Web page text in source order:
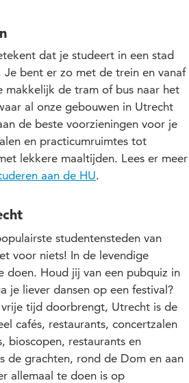
dat je studeert in een stad
bent er zo met de trein en vanaf
makkelijk de tram of bus naar het
al onze gebouwen in Utrecht
de beste voorzieningen voor je
en practicumruimtes tot
lekkere maaltijden. Lees er meer
aan de HU.
studentensteden van
voor niets! In de levendige
doen. Houd jij van een pubquiz in
je liever dansen op een festival?
tijd doorbrengt, Utrecht is de
cafés, restaurants, concertzalen
bioscopen, restaurants en
de grachten, rond de Dom en aan
allemaal te doen is op